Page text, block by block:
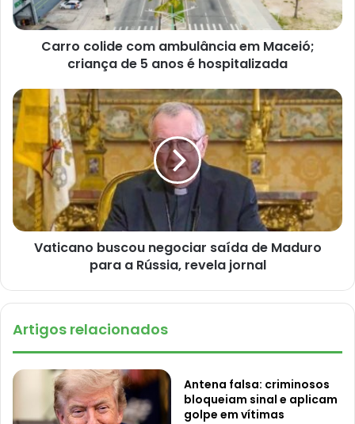
Carro colide com ambulância em Maceió;
criança de 5 anos é hospitalizada
Vaticano buscou negociar saída de Maduro
para a Rússia, revela jornal
Artigos relacionados
Antena falsa: criminosos
bloqueiam sinal e aplicam
golpe em vítimas